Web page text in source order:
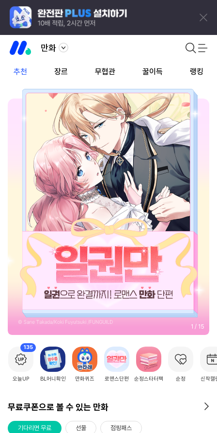
만화
추천 장르 무협관 꿀이득 랭킹
2 / 15
135
오늘UP BL머니확인 만화퀴즈 로맨스단편 순정스타터팩 순정 신작캘
무료쿠폰으로 볼 수 있는 만화
기다리면 무료 선물 점핑패스